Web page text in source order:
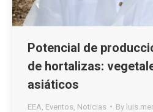
Potencial de
de hortalizas:
asiáticos
EEA Eventos Noticias By